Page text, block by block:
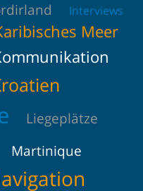
Interviews
Meer
Liegeplätze
Martinique